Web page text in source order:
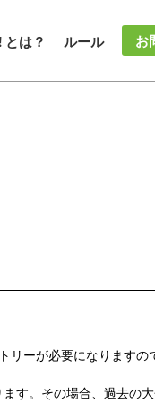
とは？ ルール お
リーが必要になりますの
す。その場合、過去の